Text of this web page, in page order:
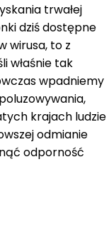
trwałej
dziś dostępne
wirusa, to z
właśnie tak
wpadniemy
krajach ludzie
odmianie
odporność